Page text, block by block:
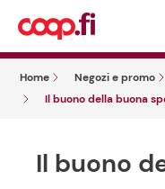
Accedi
Registrati
Home Negozi e promo
Il buono della buona
Il buono